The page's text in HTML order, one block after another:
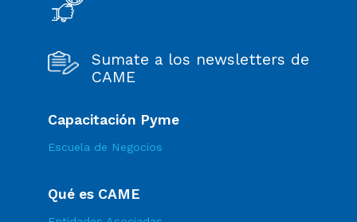
Sumate a los newsletters de
CAME
Capacitación Pyme
Escuela de Negocios
Qué es CAME